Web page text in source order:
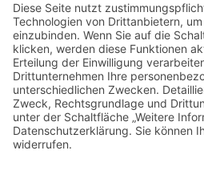
Randstr. 28
47804 Krefeld
+49 176 58266120
+49 176 58266120
+48 609 953 066
info@kotarek.com